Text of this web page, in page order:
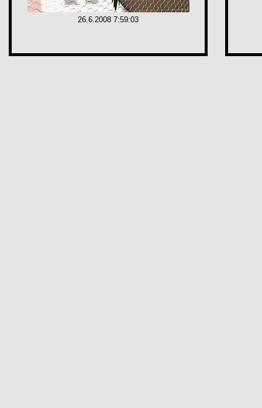
26.6.2008 7:59:03